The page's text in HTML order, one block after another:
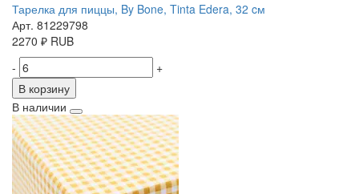
Тарелка для пиццы, By Bone, Tinta Edera, 32 cм
Арт. 81229798
2270 ₽ RUB
-
+
В корзину
В наличии